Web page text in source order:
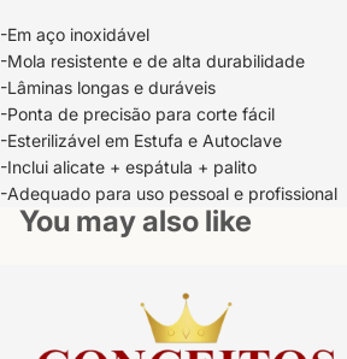
-Em aço inoxidável
-Mola resistente e de alta durabilidade
-Lâminas longas e duráveis
-Ponta de precisão para corte fácil
-Esterilizável em Estufa e Autoclave
-Inclui alicate + espátula + palito
-Adequado para uso pessoal e profissional
You may also like